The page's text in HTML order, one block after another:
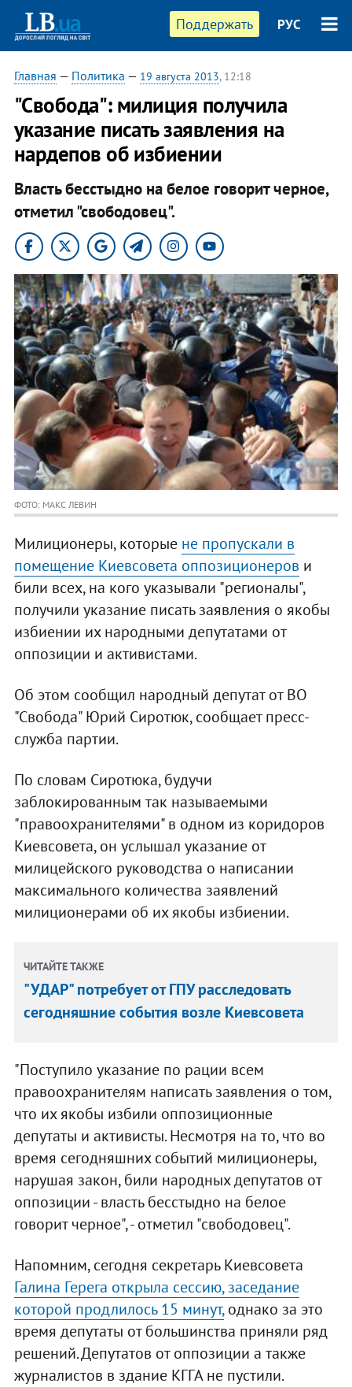
Поддержать РУС
Главная — Политика — 19 августа 2013, 12:18
"Свобода": милиция получила
указание писать заявления на
нардепов об избиении
Власть бесстыдно на белое говорит черное,
отметил "свободовец".
ФОТО: МАКС ЛЕВИН
Милиционеры, которые не пропускали в
помещение Киевсовета оппозиционеров и
били всех, на кого указывали "регионалы",
получили указание писать заявления о якобы
избиении их народными депутатами от
оппозиции и активистами.
Об этом сообщил народный депутат от ВО
"Свобода" Юрий Сиротюк, сообщает пресс-
служба партии.
По словам Сиротюка, будучи
заблокированным так называемыми
"правоохранителями" в одном из коридоров
Киевсовета, он услышал указание от
милицейского руководства о написании
максимального количества заявлений
милиционерами об их якобы избиении.
ЧИТАЙТЕ ТАКЖЕ
"УДАР" потребует от ГПУ расследовать
сегодняшние события возле Киевсовета
"Поступило указание по рации всем
правоохранителям написать заявления о том,
что их якобы избили оппозиционные
депутаты и активисты. Несмотря на то, что во
время сегодняшних событий милиционеры,
нарушая закон, били народных депутатов от
оппозиции - власть бесстыдно на белое
говорит черное", - отметил "свободовец".
Напомним, сегодня секретарь Киевсовета
Галина Герега открыла сессию, заседание
которой продлилось 15 минут,однако за это
время депутаты от большинства приняли ряд
решений. Депутатов от оппозиции а также
журналистов в здание КГГА не пустили.